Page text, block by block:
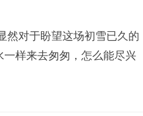
然对于盼望这场初雪已久的
一样来去匆匆，怎么能尽兴